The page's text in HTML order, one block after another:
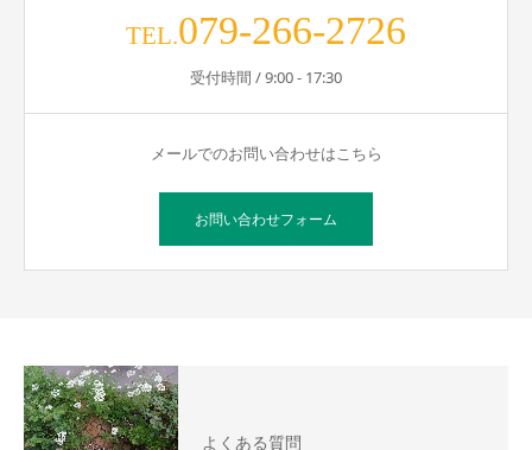
TEL.079-266-2726
受付時間 / 9:00 - 17:30
メールでのお問い合わせはこちら
お問い合わせフォーム
よくある質問